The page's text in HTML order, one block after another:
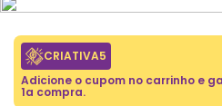
CRIATIVA5
Adicione o cupom no carrinho e
1a compra.